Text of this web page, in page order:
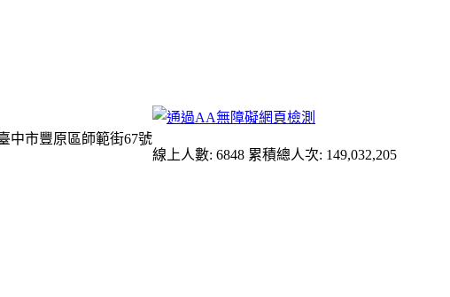
中市豐原區師範街67號
線上人數: 6848 累積總人次: 149,032,205